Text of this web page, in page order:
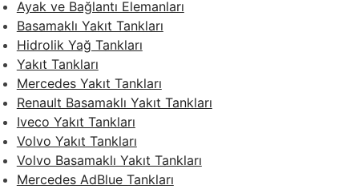
Ayak ve Bağlantı Elemanları
Basamaklı Yakıt Tankları
Hidrolik Yağ Tankları
Yakıt Tankları
Mercedes Yakıt Tankları
Renault Basamaklı Yakıt Tankları
Iveco Yakıt Tankları
Volvo Yakıt Tankları
Volvo Basamaklı Yakıt Tankları
Mercedes AdBlue Tankları